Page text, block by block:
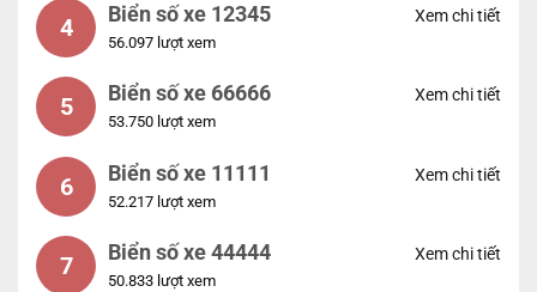
4 Biển số xe 12345
56.097 lượt xem
Xem chi tiết
5 Biển số xe 66666
53.750 lượt xem
Xem chi tiết
6 Biển số xe 11111
52.217 lượt xem
Xem chi tiết
7 Biển số xe 44444
50.833 lượt xem
Xem chi tiết